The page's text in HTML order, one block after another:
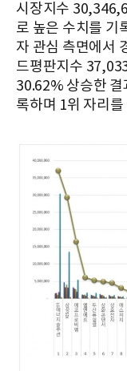
시장지수
로 높은 수치를 기
자 관심 측면에서
드평판지수
30.62% 상승한 결
록하며 1위 자리